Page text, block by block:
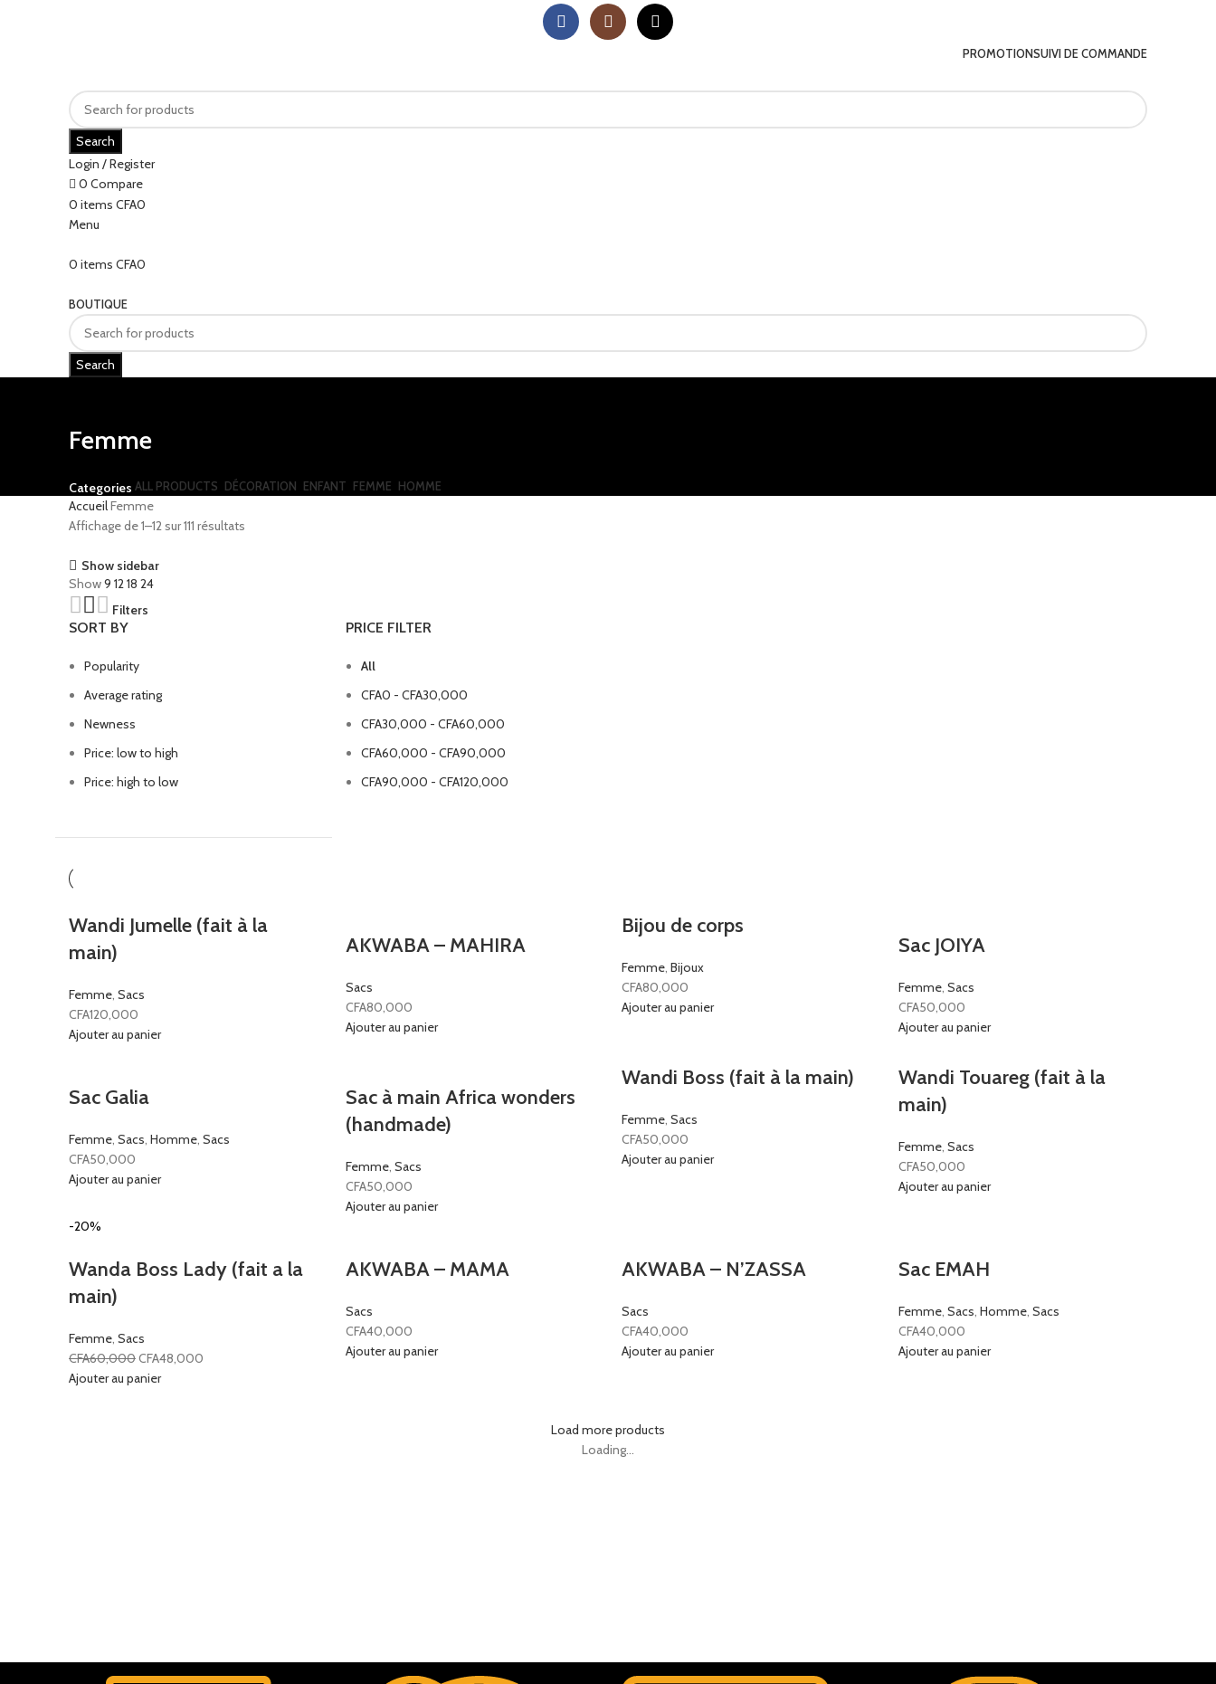
PROMOTIONSUIVI DE COMMANDE
Search
Login / Register
0 Compare
0 items CFA0
Menu
0 items CFA0
BOUTIQUE
Search
Femme
Categories ALL PRODUCTS DÉCORATION ENFANT FEMME HOMME
AccueilFemme
Affichage de 1–12 sur 111 résultats
Show sidebar
Show9 1218 24
Filters
SORT BY
Popularity
Average rating
Newness
Price: low to high
Price: high to low
PRICE FILTER
All
CFA0 - CFA30,000
CFA30,000 - CFA60,000
CFA60,000 - CFA90,000
CFA90,000 - CFA120,000
Wandi Jumelle (fait à la
main)
Femme, Sacs
CFA120,000
Ajouter au panier
AKWABA – MAHIRA
Sacs
CFA80,000
Ajouter au panier
Bijou de corps
Femme, Bijoux
CFA80,000
Ajouter au panier
Sac JOIYA
Femme, Sacs
CFA50,000
Ajouter au panier
Sac Galia
Femme, Sacs, Homme, Sacs
CFA50,000
Ajouter au panier
Sac à main Africa wonders
(handmade)
Femme, Sacs
CFA50,000
Ajouter au panier
Wandi Boss (fait à la main)
Femme, Sacs
CFA50,000
Ajouter au panier
Wandi Touareg (fait à la
main)
Femme, Sacs
CFA50,000
Ajouter au panier
-20%
Wanda Boss Lady (fait a la
main)
Femme, Sacs
CFA60,000CFA48,000
Ajouter au panier
AKWABA – MAMA
Sacs
CFA40,000
Ajouter au panier
AKWABA – N’ZASSA
Sacs
CFA40,000
Ajouter au panier
Sac EMAH
Femme, Sacs, Homme, Sacs
CFA40,000
Ajouter au panier
Load more products
Loading...